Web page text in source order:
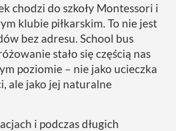
chodzi do szkoły Montessori i
klubie piłkarskim. To nie jest
bez adresu. School bus
stało się częścią nas
poziomie – nie jako ucieczka
ale jako jej naturalne
i podczas długich